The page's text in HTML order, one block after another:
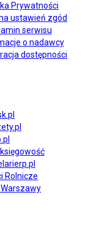
Prywatności
ustawień zgód
serwisu
o nadawcy
dostępności
księgowość
Rolnicze